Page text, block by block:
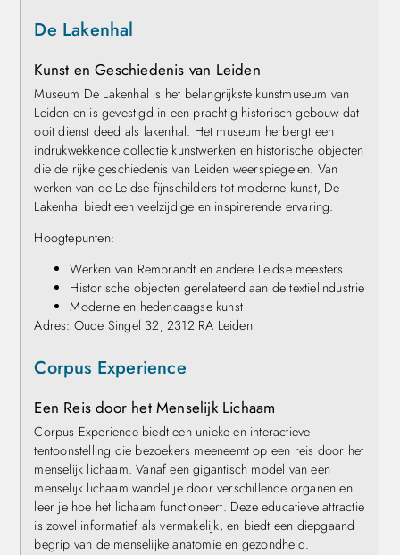
De Lakenhal
Kunst en Geschiedenis van Leiden
Museum De Lakenhal is het belangrijkste kunstmuseum van
Leiden en is gevestigd in een prachtig historisch gebouw dat
ooit dienst deed als lakenhal. Het museum herbergt een
indrukwekkende collectie kunstwerken en historische objecten
die de rijke geschiedenis van Leiden weerspiegelen. Van
werken van de Leidse fijnschilders tot moderne kunst, De
Lakenhal biedt een veelzijdige en inspirerende ervaring.
Hoogtepunten:
Werken van Rembrandt en andere Leidse meesters
Historische objecten gerelateerd aan de textielindustrie
Moderne en hedendaagse kunst
Adres: Oude Singel 32, 2312 RA Leiden
Corpus Experience
Een Reis door het Menselijk Lichaam
Corpus Experience biedt een unieke en interactieve
tentoonstelling die bezoekers meeneemt op een reis door het
menselijk lichaam. Vanaf een gigantisch model van een
menselijk lichaam wandel je door verschillende organen en
leer je hoe het lichaam functioneert. Deze educatieve attractie
is zowel informatief als vermakelijk, en biedt een diepgaand
begrip van de menselijke anatomie en gezondheid.